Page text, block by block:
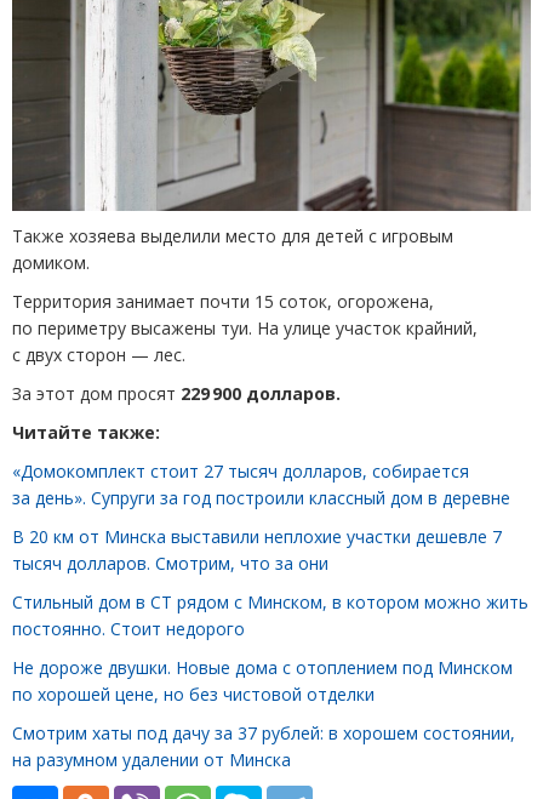
Также хозяева выделили место для детей с игровым
домиком.
Территория занимает почти 15 соток, огорожена,
по периметру высажены туи. На улице участок крайний,
с двух сторон — лес.
За этот дом просят 229 900 долларов.
Читайте также:
«Домокомплект стоит 27 тысяч долларов, собирается
за день». Супруги за год построили классный дом в деревне
В 20 км от Минска выставили неплохие участки дешевле 7
тысяч долларов. Смотрим, что за они
Стильный дом в СТ рядом с Минском, в котором можно жить
постоянно. Стоит недорого
Не дороже двушки. Новые дома с отоплением под Минском
по хорошей цене, но без чистовой отделки
Смотрим хаты под дачу за 37 рублей: в хорошем состоянии,
на разумном удалении от Минска